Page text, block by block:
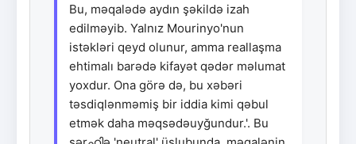
Bu, məqalədə aydın şəkildə izah
edilməyib. Yalnız Mourinyo'nun
istəkləri qeyd olunur, amma reallaşma
ehtimalı barədə kifayət qədər məlumat
yoxdur. Ona görə də, bu xəbəri
təsdiqlənməmiş bir iddia kimi qəbul
etmək daha məqsədəuyğundur.'. Bu